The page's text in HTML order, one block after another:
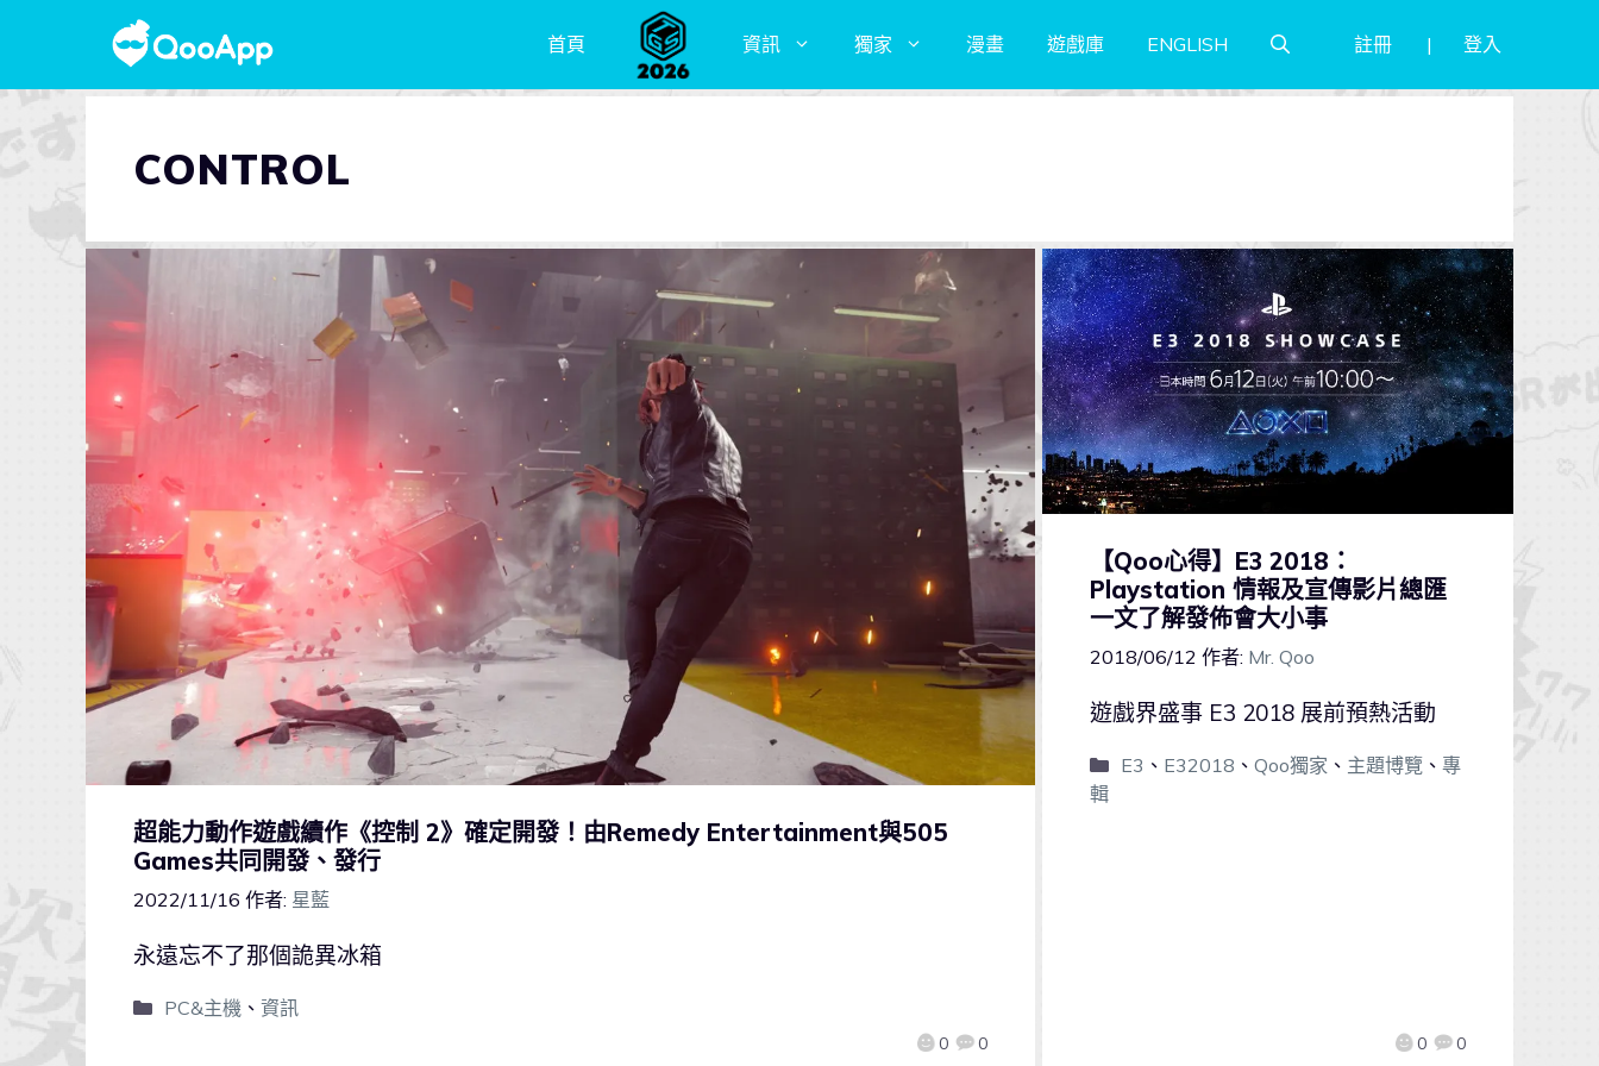
首頁 資訊 獨家 漫畫 遊戲庫 ENGLISH 註冊 登入
CONTROL
超能力動作遊戲續作《控制 2》確定開發！由Remedy Entertainment與505
Games共同開發、發行
2022/11/16 作者: 星藍
0 0
永遠忘不了那個詭異冰箱
PC&主機 、 資訊
【Qoo心得】E3 2018：
Playstation 情報及宣傳影片總匯
一文了解發佈會大小事
2018/06/12 作者: Mr. Qoo
0 0
遊戲界盛事 E3 2018 展前預熱活動
E3 、 E32018 、 Qoo獨家 、 主題博覽、 專
輯